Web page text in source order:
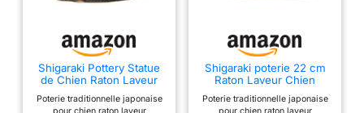
Shigaraki Pottery Statue
de Chien Raton Laveur
Poterie traditionnelle japonaise
Shigaraki poterie 22 cm
Raton Laveur Chien
Onegai Tanuki mâle
9013–04 fabriqué au
Poterie traditionnelle japonaise